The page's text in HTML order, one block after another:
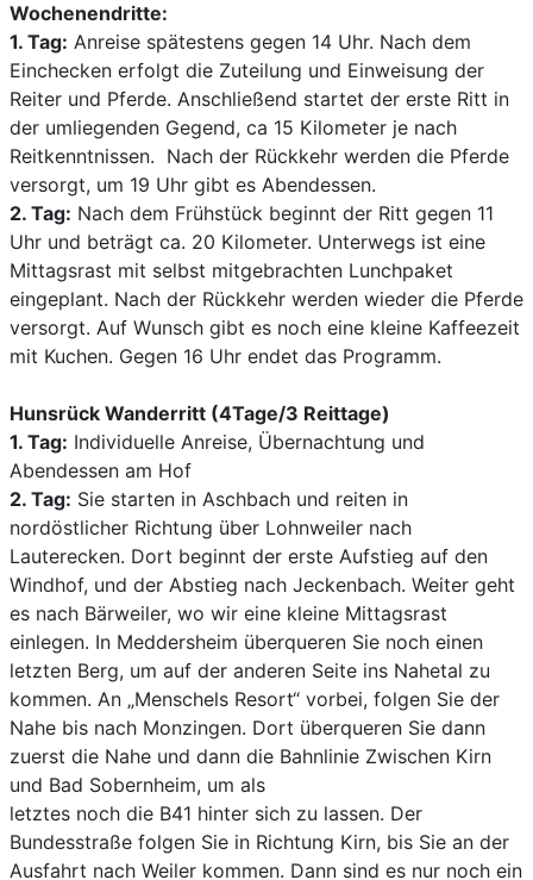
Wochenendritte:
1. Tag: Anreise spätestens gegen 14 Uhr. Nach dem
Einchecken erfolgt die Zuteilung und Einweisung der
Reiter und Pferde. Anschließend startet der erste Ritt in
der umliegenden Gegend, ca 15 Kilometer je nach
Reitkenntnissen. Nach der Rückkehr werden die Pferde
versorgt, um 19 Uhr gibt es Abendessen.
2. Tag: Nach dem Frühstück beginnt der Ritt gegen 11
Uhr und beträgt ca. 20 Kilometer. Unterwegs ist eine
Mittagsrast mit selbst mitgebrachten Lunchpaket
eingeplant. Nach der Rückkehr werden wieder die Pferde
versorgt. Auf Wunsch gibt es noch eine kleine Kaffeezeit
mit Kuchen. Gegen 16 Uhr endet das Programm.
Hunsrück Wanderritt (4Tage/3 Reittage)
1. Tag: Individuelle Anreise, Übernachtung und
Abendessen am Hof
2. Tag: Sie starten in Aschbach und reiten in
nordöstlicher Richtung über Lohnweiler nach
Lauterecken. Dort beginnt der erste Aufstieg auf den
Windhof, und der Abstieg nach Jeckenbach. Weiter geht
es nach Bärweiler, wo wir eine kleine Mittagsrast
einlegen. In Meddersheim überqueren Sie noch einen
letzten Berg, um auf der anderen Seite ins Nahetal zu
kommen. An „Menschels Resort“ vorbei, folgen Sie der
Nahe bis nach Monzingen. Dort überqueren Sie dann
zuerst die Nahe und dann die Bahnlinie Zwischen Kirn
und Bad Sobernheim, um als
letztes noch die B41 hinter sich zu lassen. Der
Bundesstraße folgen Sie in Richtung Kirn, bis Sie an der
Ausfahrt nach Weiler kommen. Dann sind es nur noch ein